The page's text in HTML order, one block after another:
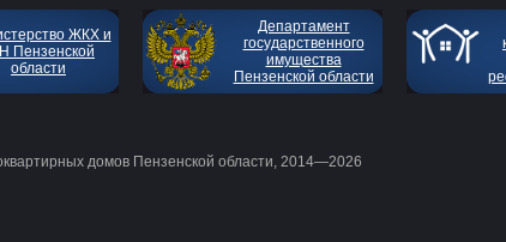
ЖКХ и
Пензенской
области
Департамент
государственного
имущества
Пензенской области
домов Пензенской области, 2014—2026